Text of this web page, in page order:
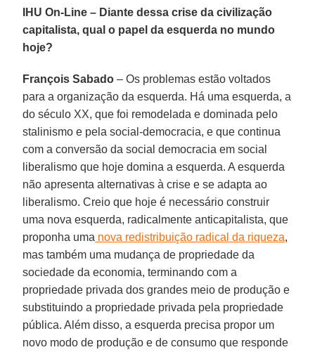
IHU On-Line – Diante dessa crise da civilização
capitalista, qual o papel da esquerda no mundo
hoje?
François Sabado – Os problemas estão voltados
para a organização da esquerda. Há uma esquerda, a
do século XX, que foi remodelada e dominada pelo
stalinismo e pela social-democracia, e que continua
com a conversão da social democracia em social
liberalismo que hoje domina a esquerda. A esquerda
não apresenta alternativas à crise e se adapta ao
liberalismo. Creio que hoje é necessário construir
uma nova esquerda, radicalmente anticapitalista, que
proponha uma nova redistribuição radical da riqueza,
mas também uma mudança de propriedade da
sociedade da economia, terminando com a
propriedade privada dos grandes meio de produção e
substituindo a propriedade privada pela propriedade
pública. Além disso, a esquerda precisa propor um
novo modo de produção e de consumo que responde